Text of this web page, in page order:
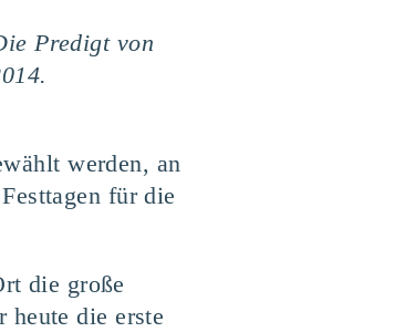
Predigt von
werden, an
für die
die große
die erste